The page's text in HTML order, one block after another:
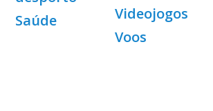
Saúde
Videojogos
Voos